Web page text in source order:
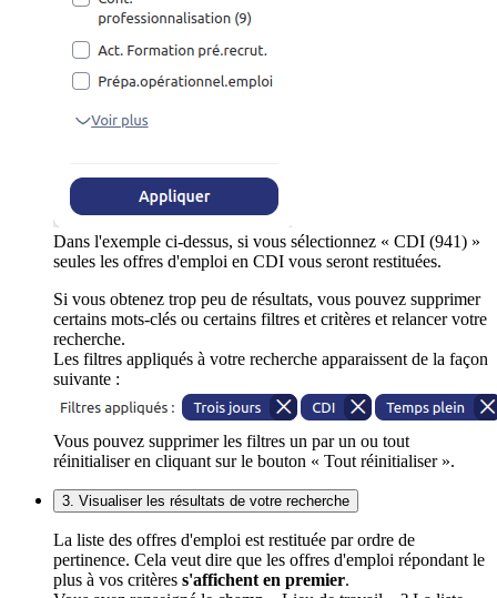
Dans l'exemple ci-dessus, si vous sélectionnez « CDI (941) »
seules les offres d'emploi en CDI vous seront restituées.
Si vous obtenez trop peu de résultats, vous pouvez supprimer
certains mots-clés ou certains filtres et critères et relancer votre
recherche.
Les filtres appliqués à votre recherche apparaissent de la façon
suivante :
Vous pouvez supprimer les filtres un par un ou tout
réinitialiser en cliquant sur le bouton « Tout réinitialiser ».
3. Visualiser les résultats de votre recherche
La liste des offres d'emploi est restituée par ordre de
pertinence. Cela veut dire que les offres d'emploi répondant le
plus à vos critères s'affichent en premier.